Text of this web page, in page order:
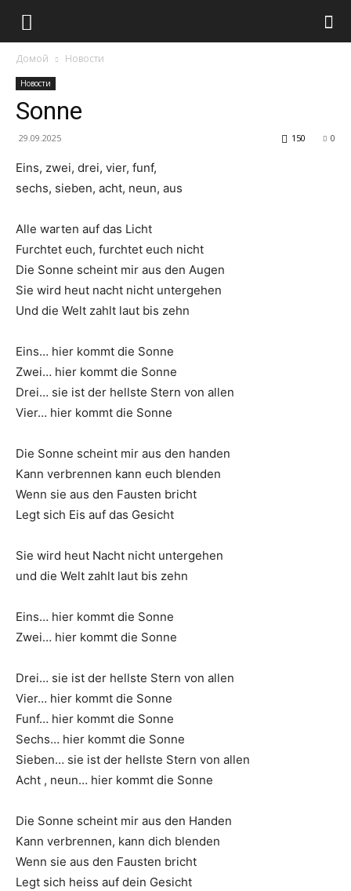
Домой Новости
Новости
Sonne
29.09.2025 0
150
Eins, zwei, drei, vier, funf,
sechs, sieben, acht, neun, aus
Alle warten auf das Licht
Furchtet euch, furchtet euch nicht
Die Sonne scheint mir aus den Augen
Sie wird heut nacht nicht untergehen
Und die Welt zahlt laut bis zehn
Eins… hier kommt die Sonne
Zwei… hier kommt die Sonne
Drei… sie ist der hellste Stern von allen
Vier… hier kommt die Sonne
Die Sonne scheint mir aus den handen
Kann verbrennen kann euch blenden
Wenn sie aus den Fausten bricht
Legt sich Eis auf das Gesicht
Sie wird heut Nacht nicht untergehen
und die Welt zahlt laut bis zehn
Eins… hier kommt die Sonne
Zwei… hier kommt die Sonne
Drei… sie ist der hellste Stern von allen
Vier… hier kommt die Sonne
Funf… hier kommt die Sonne
Sechs… hier kommt die Sonne
Sieben… sie ist der hellste Stern von allen
Acht , neun… hier kommt die Sonne
Die Sonne scheint mir aus den Handen
Kann verbrennen, kann dich blenden
Wenn sie aus den Fausten bricht
Legt sich heiss auf dein Gesicht